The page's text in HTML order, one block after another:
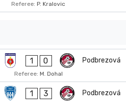
Referee:P. Kralovic
1 0 Podbrezová
Referee:M. Dohal
1 3 Podbrezová